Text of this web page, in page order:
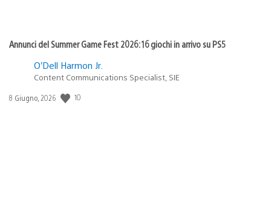
Annunci del Summer Game Fest 2026: 16 giochi in arrivo su PS5
O’Dell Harmon Jr.
Content Communications Specialist, SIE
Data
8 Giugno, 2026 10